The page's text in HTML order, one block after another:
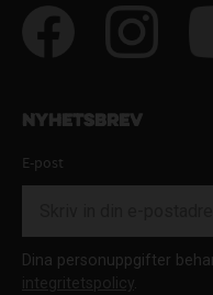
Nyhetsbrev
E-post
Dina personuppgifter
integritetspolicy.